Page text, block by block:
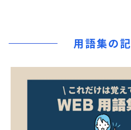
用語集の